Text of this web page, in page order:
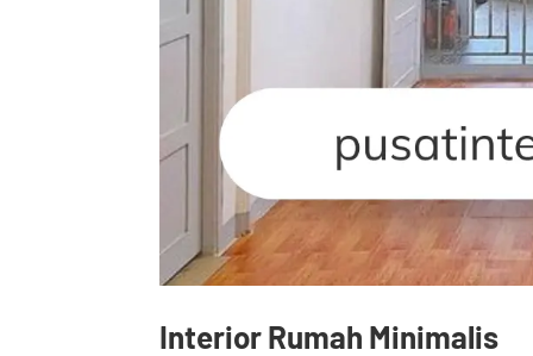
Interior Rumah Minimalis